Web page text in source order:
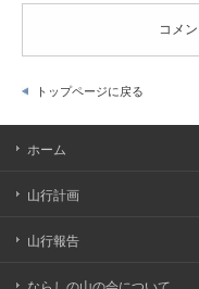
コメ
トップページに戻る
ホーム
山行計画
山行報告